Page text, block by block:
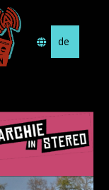
auswählen